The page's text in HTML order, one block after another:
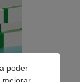
poder